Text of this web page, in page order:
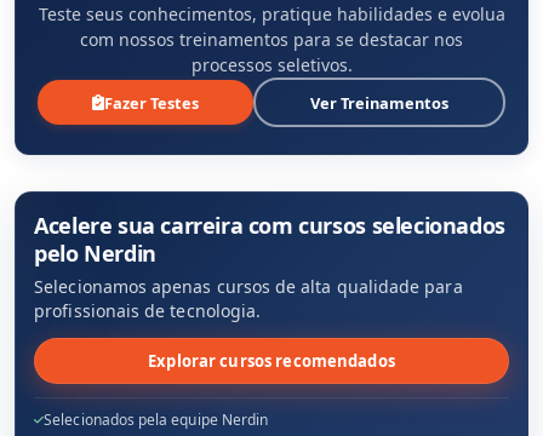
Teste seus conhecimentos, pratique habilidades e evolua
com nossos treinamentos para se destacar nos
processos seletivos.
Fazer Testes Ver Treinamentos
Acelere sua carreira com cursos selecionados
pelo Nerdin
Selecionamos apenas cursos de alta qualidade para
profissionais de tecnologia.
Explorar cursos recomendados
Selecionados pela equipe Nerdin